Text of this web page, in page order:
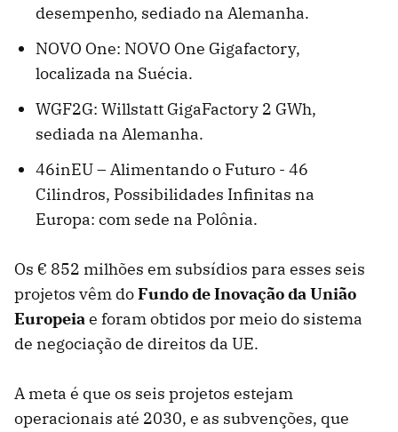
desempenho, sediado na Alemanha.
NOVO One: NOVO One Gigafactory,
localizada na Suécia.
WGF2G: Willstatt GigaFactory 2 GWh,
sediada na Alemanha.
46inEU – Alimentando o Futuro - 46
Cilindros, Possibilidades Infinitas na
Europa: com sede na Polônia.
Os € 852 milhões em subsídios para esses seis
projetos vêm doFundo de Inovação da União
Europeiae foram obtidos por meio do sistema
de negociação de direitos da UE.
A meta é que os seis projetos estejam
operacionais até 2030, e as subvenções, que